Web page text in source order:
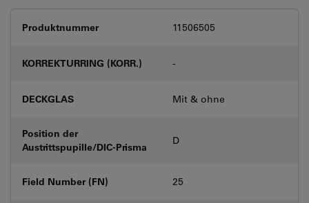
Produktnummer 11506505
KORREKTURRING (KORR.) -
DECKGLAS Mit & ohne
Position der
Austrittspupille/DIC-Prisma
D
Field Number (FN) 25